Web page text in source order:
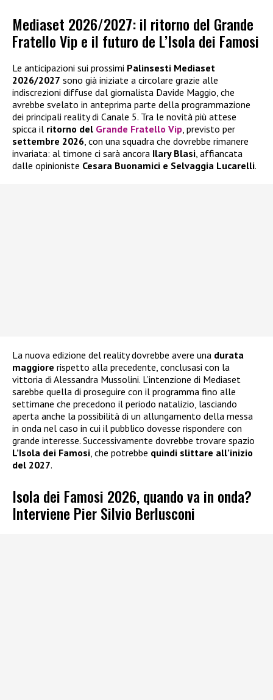
Mediaset 2026/2027: il ritorno del Grande
Fratello Vip e il futuro de L’Isola dei Famosi
Le anticipazioni sui prossimi Palinsesti Mediaset
2026/2027 sono già iniziate a circolare grazie alle
indiscrezioni diffuse dal giornalista Davide Maggio, che
avrebbe svelato in anteprima parte della programmazione
dei principali reality di Canale 5. Tra le novità più attese
spicca il ritorno del Grande Fratello Vip, previsto per
settembre 2026, con una squadra che dovrebbe rimanere
invariata: al timone ci sarà ancora Ilary Blasi, affiancata
dalle opinioniste Cesara Buonamici e Selvaggia Lucarelli.
La nuova edizione del reality dovrebbe avere una durata
maggiore rispetto alla precedente, conclusasi con la
vittoria di Alessandra Mussolini. L’intenzione di Mediaset
sarebbe quella di proseguire con il programma fino alle
settimane che precedono il periodo natalizio, lasciando
aperta anche la possibilità di un allungamento della messa
in onda nel caso in cui il pubblico dovesse rispondere con
grande interesse. Successivamente dovrebbe trovare spazio
L’Isola dei Famosi, che potrebbe quindi slittare all’inizio
del 2027.
Isola dei Famosi 2026, quando va in onda?
Interviene Pier Silvio Berlusconi